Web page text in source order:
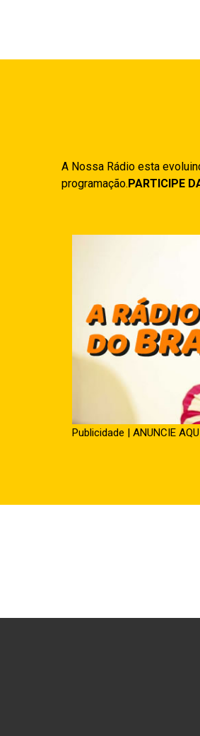
A Nossa Rádio esta
programação.PARTICIPE
Publicidade | ANUNCIE